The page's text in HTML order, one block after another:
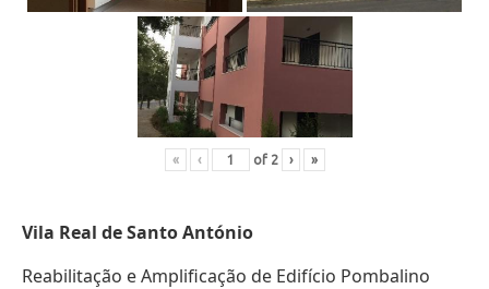
« ‹ of 2 › »
Vila Real de Santo António
Reabilitação e Amplificação de Edifício Pombalino